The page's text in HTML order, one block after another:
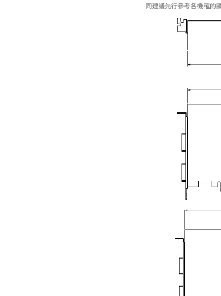
同建議先行參考各機種的